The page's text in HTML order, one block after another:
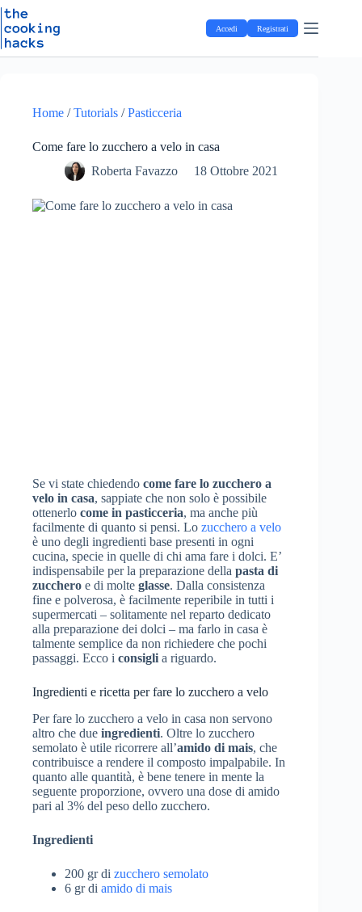
S
t
Salta
al
contenuto
Accedi Registrati
Home /Tutorials /Pasticceria
Come fare lo zucchero a velo in casa
Roberta Favazzo
18 Ottobre 2021
Se vi state chiedendo come fare lo zucchero a
velo in casa, sappiate che non solo è possibile
ottenerlo come in pasticceria, ma anche più
facilmente di quanto si pensi. Lo zucchero a velo
è uno degli ingredienti base presenti in ogni
cucina, specie in quelle di chi ama fare i dolci. E’
indispensabile per la preparazione della pasta di
zucchero e di molte glasse. Dalla consistenza
fine e polverosa, è facilmente reperibile in tutti i
supermercati – solitamente nel reparto dedicato
alla preparazione dei dolci – ma farlo in casa è
talmente semplice da non richiedere che pochi
passaggi. Ecco i consigli a riguardo.
Ingredienti e ricetta per fare lo zucchero a velo
Per fare lo zucchero a velo in casa non servono
altro che due ingredienti. Oltre lo zucchero
semolato è utile ricorrere all’amido di mais, che
contribuisce a rendere il composto impalpabile. In
quanto alle quantità, è bene tenere in mente la
seguente proporzione, ovvero una dose di amido
pari al 3% del peso dello zucchero.
Ingredienti
200 gr di zucchero semolato
6 gr di amido di mais